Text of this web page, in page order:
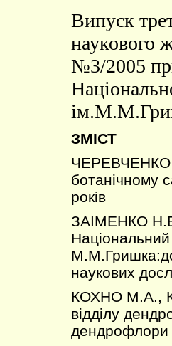
Випуск
наукового
№3/2005
ЗМІСТ
ЧЕРЕВЧЕНКО
ботанічному
років
ЗАІМЕНКО
наукових
КОХНО М.А.,
відділу
дендрофлори